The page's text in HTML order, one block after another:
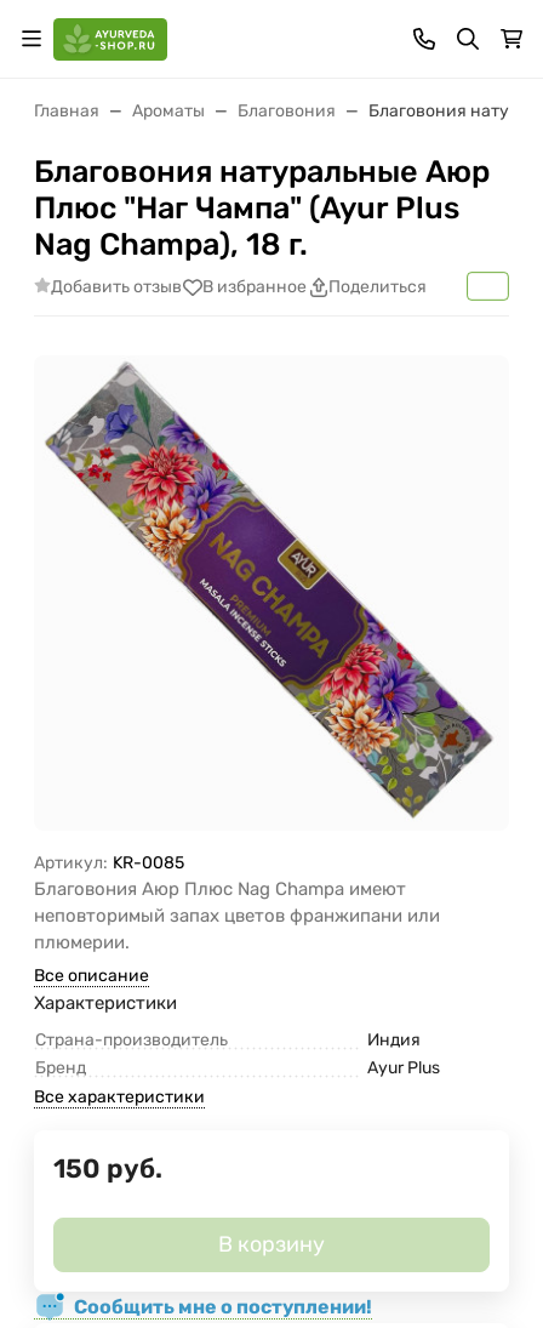
Главная Ароматы Благовония Благовония
Благовония натуральные Аюр
Плюс "Наг Чампа" (Ayur Plus
Nag Champа), 18 г.
Добавить отзыв В избранное Поделиться
Артикул: KR-0085
Благовония Аюр Плюс Nag Champa имеют
неповторимый запах цветов франжипани или
плюмерии.
Все описание
Характеристики
Страна-производитель
Индия
Бренд
Ayur Plus
Все характеристики
150 руб.
В корзину
Сообщить мне о поступлении!